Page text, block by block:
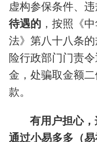
虚构参保条件、违
待遇的 ，按照《
法》第八十八条
险行政部门门责
金，处骗取金额
款。
有用户担心
通过小易多多（